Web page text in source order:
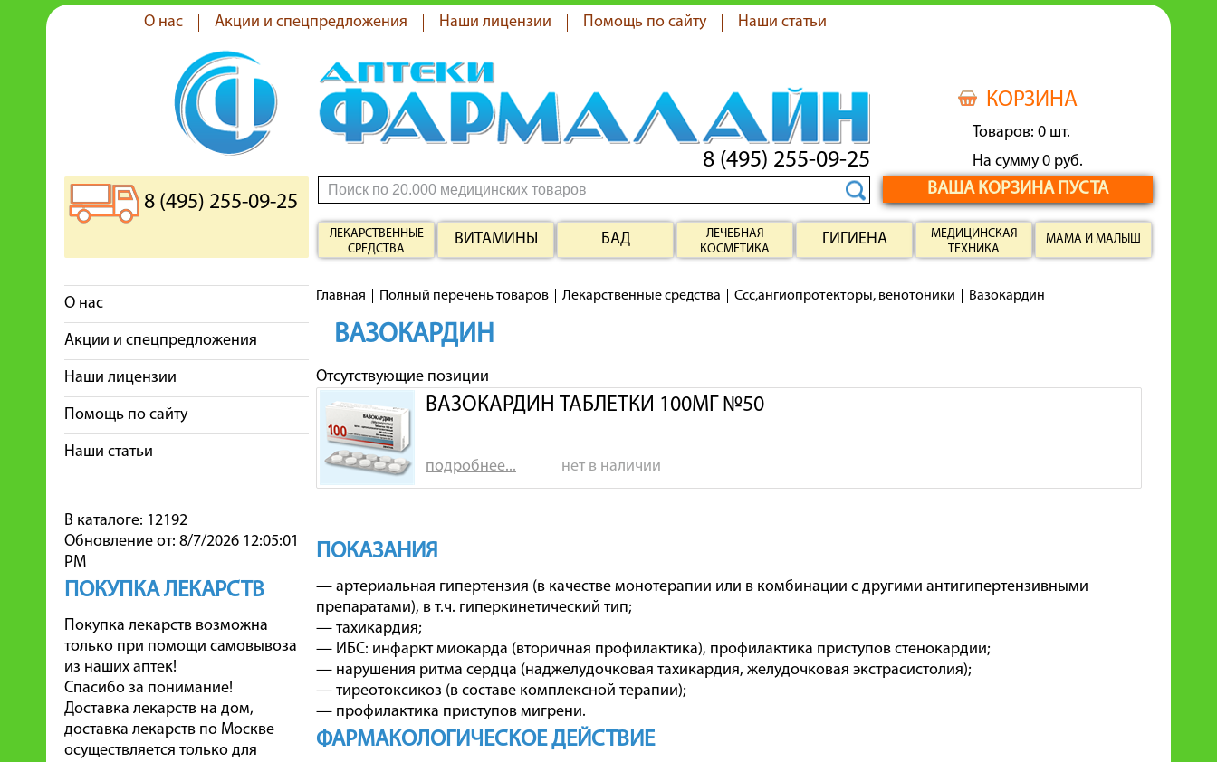
О нас Акции и спецпредложения Наши лицензии Помощь по сайту Наши статьи
КОРЗИНА
Товаров: 0 шт.
На сумму 0 руб.
ВАША КОРЗИНА ПУСТА
8 (495) 255-09-25
8 (495) 255-09-25
ЛЕКАРСТВЕННЫЕ
СРЕДСТВА
ВИТАМИНЫ БАД
ЛЕЧЕБНАЯ
КОСМЕТИКА
ГИГИЕНА
МЕДИЦИНСКАЯ
ТЕХНИКА
МАМА И МАЛЫШ
О нас
Акции и спецпредложения
Наши лицензии
Помощь по сайту
Наши статьи
В каталоге: 12192
Обновление от: 8/7/2026 12:05:01
PM
ПОКУПКА ЛЕКАРСТВ
Покупка лекарств возможна
только при помощи самовывоза
из наших аптек!
Спасибо за понимание!
Доставка лекарств на дом,
доставка лекарств по Москве
осуществляется только для
Главная Полный перечень товаров Лекарственные средства Ссс,ангиопротекторы, венотоники Вазокардин
ВАЗОКАРДИН
Отсутствующие позиции
ВАЗОКАРДИН ТАБЛЕТКИ 100МГ №50
подробнее... нет в наличии
ПОКАЗАНИЯ
— артериальная гипертензия (в качестве монотерапии или в комбинации с другими антигипертензивными
препаратами), в т.ч. гиперкинетический тип;
— тахикардия;
— ИБС: инфаркт миокарда (вторичная профилактика), профилактика приступов стенокардии;
— нарушения ритма сердца (наджелудочковая тахикардия, желудочковая экстрасистолия);
— тиреотоксикоз (в составе комплексной терапии);
— профилактика приступов мигрени.
ФАРМАКОЛОГИЧЕСКОЕ ДЕЙСТВИЕ